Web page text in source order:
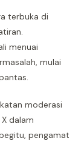
terbuka di
menuai
mulai
moderasi
dalam
pengamat